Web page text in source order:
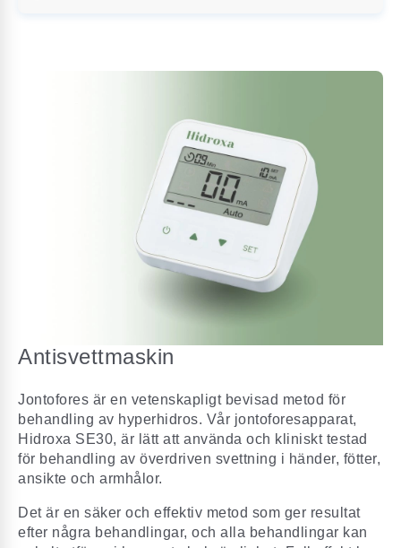
Antisvettmaskin
Jontofores är en vetenskapligt bevisad metod för
behandling av hyperhidros. Vår jontoforesapparat,
Hidroxa SE30, är lätt att använda och kliniskt testad
för behandling av överdriven svettning i händer, fötter,
ansikte och armhålor.
Det är en säker och effektiv metod som ger resultat
efter några behandlingar, och alla behandlingar kan